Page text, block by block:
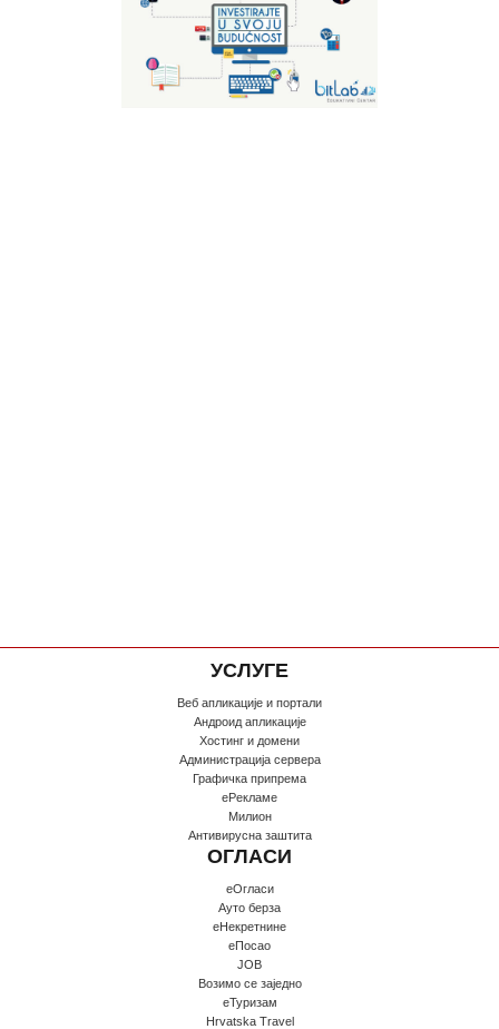
УСЛУГЕ
Веб апликације и портали
Андроид апликације
Хостинг и домени
Администрација сервера
Графичка припрема
еРекламе
Милион
Антивирусна заштита
ОГЛАСИ
еОгласи
Ауто берза
еНекретнине
еПосао
JOB
Возимо се заједно
еТуризам
Hrvatska Travel